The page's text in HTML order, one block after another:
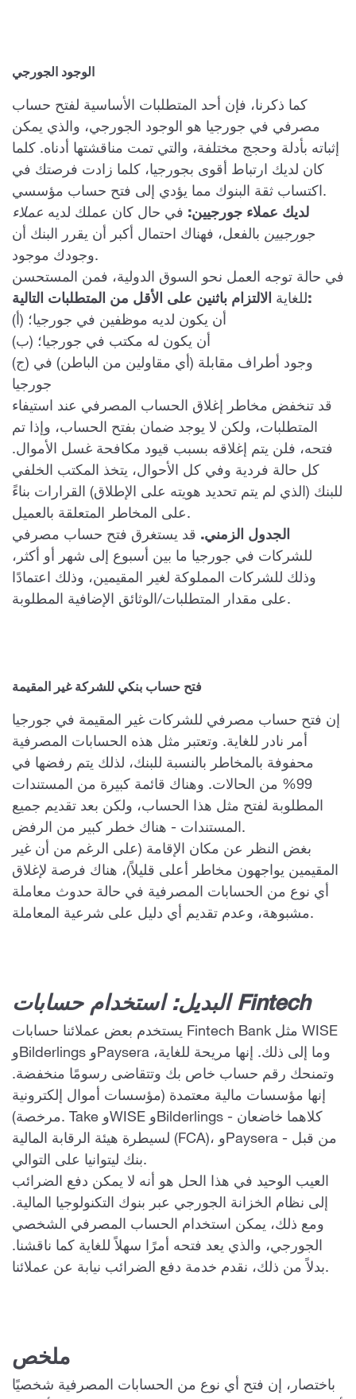
الوجود الجورجي
كما ذكرنا، فإن أحد المتطلبات الأساسية لفتح حساب
مصرفي في جورجيا هو الوجود الجورجي، والذي يمكن
إثباته بأدلة وحجج مختلفة، والتي تمت مناقشتها أدناه. كلما
كان لديك ارتباط أقوى بجورجيا، كلما زادت فرصتك في
اكتساب ثقة البنوك مما يؤدي إلى فتح حساب مؤسسي.
لديك عملاء جورجيين: في حال كان عملك لديه عملاء
جورجيين بالفعل، فهناك احتمال أكبر أن يقرر البنك أن
وجودك موجود.
في حالة توجه العمل نحو السوق الدولية، فمن المستحسن
للغايةالالتزام باثنين على الأقل من المتطلبات التالية:
(أ) أن يكون لديه موظفين في جورجيا؛
(ب) أن يكون له مكتب في جورجيا؛
(ج) وجود أطراف مقابلة (أي مقاولين من الباطن) في
جورجيا
قد تنخفض مخاطر إغلاق الحساب المصرفي عند استيفاء
المتطلبات، ولكن لا يوجد ضمان بفتح الحساب، وإذا تم
فتحه، فلن يتم إغلاقه بسبب قيود مكافحة غسل الأموال.
كل حالة فردية وفي كل الأحوال، يتخذ المكتب الخلفي
للبنك (الذي لم يتم تحديد هويته على الإطلاق) القرارات بناءً
على المخاطر المتعلقة بالعميل.
الجدول الزمني. قد يستغرق فتح حساب مصرفي
للشركات في جورجيا ما بين أسبوع إلى شهر أو أكثر،
وذلك للشركات المملوكة لغير المقيمين، وذلك اعتمادًا
على مقدار المتطلبات/الوثائق الإضافية المطلوبة.
فتح حساب بنكي للشركة غير المقيمة
إن فتح حساب مصرفي للشركات غير المقيمة في جورجيا
أمر نادر للغاية. وتعتبر مثل هذه الحسابات المصرفية
محفوفة بالمخاطر بالنسبة للبنك، لذلك يتم رفضها في
99% من الحالات. وهناك قائمة كبيرة من المستندات
المطلوبة لفتح مثل هذا الحساب، ولكن بعد تقديم جميع
المستندات - هناك خطر كبير من الرفض.
بغض النظر عن مكان الإقامة (على الرغم من أن غير
المقيمين يواجهون مخاطر أعلى قليلاً)، هناك فرصة لإغلاق
أي نوع من الحسابات المصرفية في حالة حدوث معاملة
مشبوهة، وعدم تقديم أي دليل على شرعية المعاملة.
البديل: استخدام حسابات Fintech
يستخدم بعض عملائنا حسابات Fintech Bank مثل WISE
وBilderlings وPaysera وما إلى ذلك. إنها مريحة للغاية،
وتمنحك رقم حساب خاص بك وتتقاضى رسومًا منخفضة.
إنها مؤسسات مالية معتمدة (مؤسسات أموال إلكترونية
مرخصة). Take وWISE وBilderlings - كلاهما خاضعان
لسيطرة هيئة الرقابة المالية (FCA)، وPaysera - من قبل
بنك ليتوانيا على التوالي.
العيب الوحيد في هذا الحل هو أنه لا يمكن دفع الضرائب
إلى نظام الخزانة الجورجي عبر بنوك التكنولوجيا المالية.
ومع ذلك، يمكن استخدام الحساب المصرفي الشخصي
الجورجي، والذي يعد فتحه أمرًا سهلاً للغاية كما ناقشنا.
بدلاً من ذلك، نقدم خدمة دفع الضرائب نيابة عن عملائنا.
ملخص
باختصار، إن فتح أي نوع من الحسابات المصرفية شخصيًا